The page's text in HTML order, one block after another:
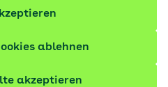
akzeptieren
ablehnen